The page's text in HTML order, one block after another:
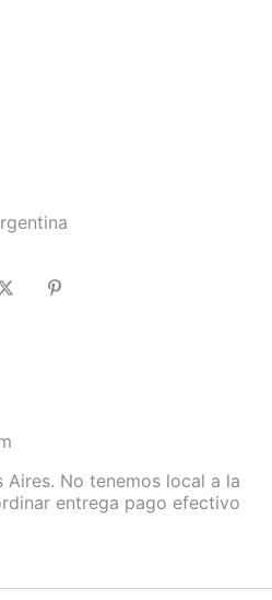
Aires. No tenemos local a la
entrega pago efectivo